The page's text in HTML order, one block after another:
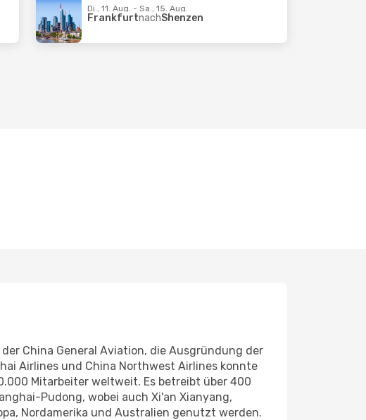
Di., 11. Aug. - Sa., 15. Aug.
FrankfurtnachShenzen
China General Aviation, die Ausgründung der
Airlines und China Northwest Airlines konnte
Mitarbeiter weltweit. Es betreibt über 400
Pudong, wobei auch Xi'an Xianyang,
Nordamerika und Australien genutzt werden.